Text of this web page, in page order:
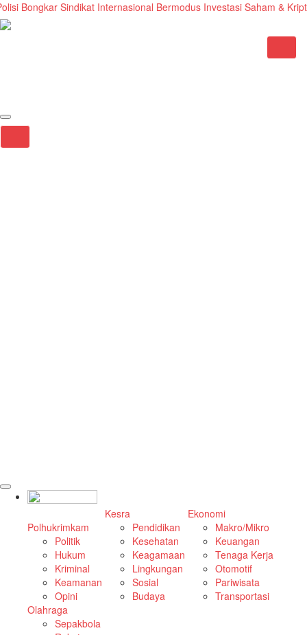
Bongkar Sindikat Internasional Bermodus Investasi Saham & Kripto
Polhukrimkam
Politik
Hukum
Kriminal
Keamanan
Opini
Kesra
Pendidikan
Kesehatan
Keagamaan
Lingkungan
Sosial
Budaya
Ekonomi
Makro/Mikro
Keuangan
Tenaga Kerja
Otomotif
Pariwisata
Transportasi
Olahraga
Sepakbola